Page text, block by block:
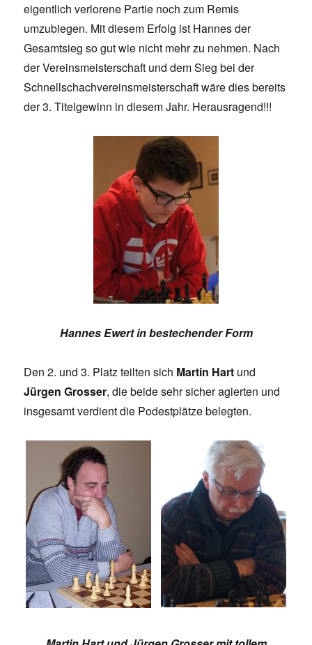
eigentlich verlorene Partie noch zum Remis
umzubiegen. Mit diesem Erfolg ist Hannes der
Gesamtsieg so gut wie nicht mehr zu nehmen. Nach
der Vereinsmeisterschaft und dem Sieg bei der
Schnellschachvereinsmeisterschaft wäre dies bereits
der 3. Titelgewinn in diesem Jahr. Herausragend!!!
Hannes Ewert in bestechender Form
Den 2. und 3. Platz teilten sich Martin Hart und
Jürgen Grosser, die beide sehr sicher agierten und
insgesamt verdient die Podestplätze belegten.